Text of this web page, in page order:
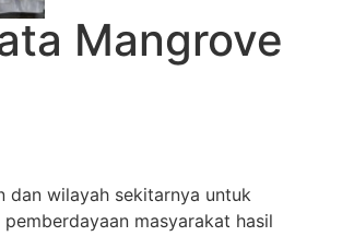
Mangrove
dan wilayah sekitarnya untuk
masyarakat hasil